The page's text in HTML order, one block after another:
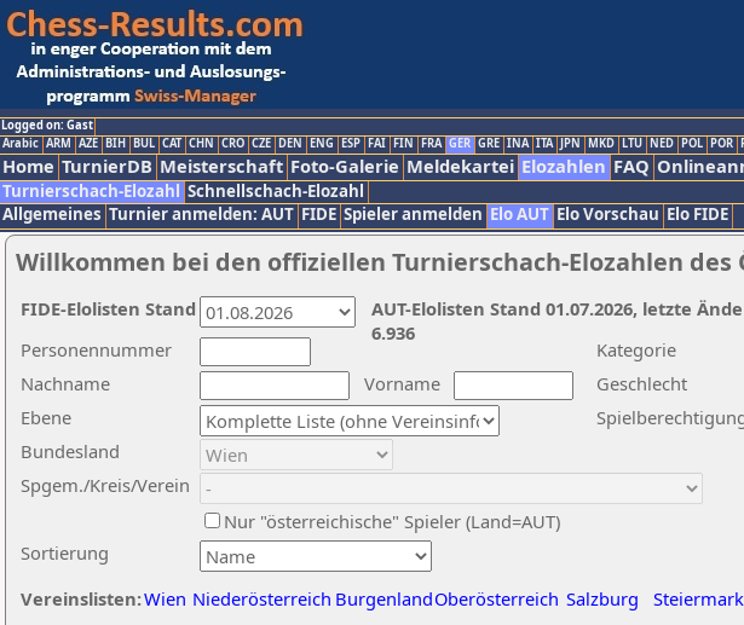
Logged on: Gast
Arabic ARM AZE BIH BUL CAT CHN CRO CZE DEN ENG ESP FAI FIN FRA GER GRE INA ITA JPN MKD LTU NED POL POR
Home TurnierDB Meisterschaft Foto-Galerie Meldekartei Elozahlen FAQ
Turnierschach-Elozahl Schnellschach-Elozahl
Allgemeines Turnier anmelden: AUT FIDE Spieler anmelden Elo AUT Elo Vorschau Elo FIDE
Willkommen bei den offiziellen Turnierschach-Elozahlen des
Nachname
Vorname
Ebene
Kategorie
Sortierung
Personennummer
Bundesland
Spgem./Kreis/Verein
Geschlecht
Nur "österreichische" Spieler (Land=AUT)
Vereinslisten:Wien Niederösterreich BurgenlandOberösterreich Salzburg Steiermark
AUT-Elolisten Stand 01.07.2026, letzte
6.936
FIDE-Elolisten Stand